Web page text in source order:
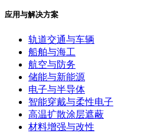
应用与解决方案
轨道交通与车辆
船舶与海工
航空与防务
储能与新能源
电子与半导体
智能穿戴与柔性电子
高温扩散涂层遮蔽
材料增强与改性